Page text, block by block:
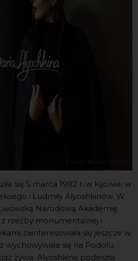
się 5 marca 1982 r. w Kijowie, w
i Ludmiły Alyoshkinów. W
Narodową Akademię
rzeźby monumentalnej i
zainteresowała się jeszcze w
wychowywała się na Podolu,
żywa. Alyoshkina podeszła